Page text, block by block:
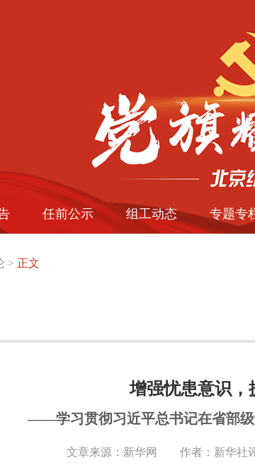
任前公示 组工动态 专题专
> 正文
增强忧患意识，
——学习贯彻习近平总书记在省部
文章来源：新华网 作者：新华社